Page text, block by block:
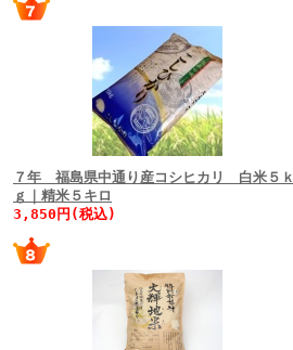
７年 福島県中通り産コシヒカリ 白米５ｋ
ｇ｜精米５キロ
3,850円(税込)